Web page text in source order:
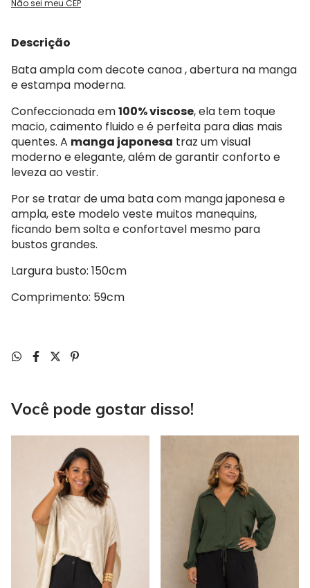
Não sei meu CEP
Descrição
Bata ampla com decote canoa , abertura na manga
e estampa moderna.
Confeccionada em100% viscose, ela tem toque
macio, caimento fluido e é perfeita para dias mais
quentes. A manga japonesa traz um visual
moderno e elegante, além de garantir conforto e
leveza ao vestir.
Por se tratar de uma bata com manga japonesa e
ampla, este modelo veste muitos manequins,
ficando bem solta e confortavel mesmo para
bustos grandes.
Largura busto: 150cm
Comprimento: 59cm
Você pode gostar disso!